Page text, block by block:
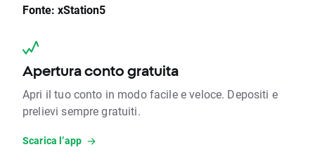
Fonte: xStation5
Apertura conto gratuita
Apri il tuo conto in modo facile e veloce. Depositi e
prelievi sempre gratuiti.
Scarica l’app